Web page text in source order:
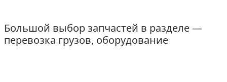
Большой выбор запчастей в разделе —
перевозка грузов, оборудование